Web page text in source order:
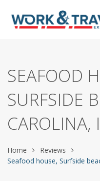
SEAFOOD
SURFSIDE
CAROLINA,
Home
Reviews
Seafood house, Surfside